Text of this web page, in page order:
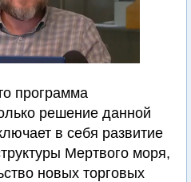
программа
решение данной
в себя развитие
Мертвого моря,
новых торговых